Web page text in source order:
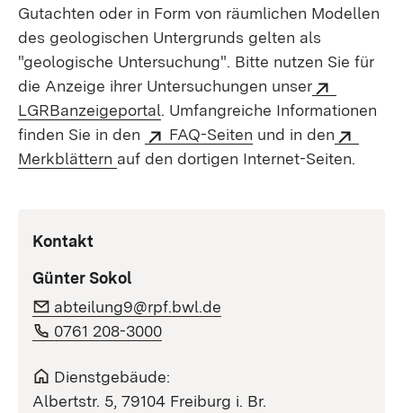
Kontakt
Günter Sokol
abteilung9@rpf.bwl.de
0761 208-3000
Dienstgebäude:
Albertstr. 5, 79104 Freiburg i. Br.
Gutachten oder in Form von räumlichen Modellen
des geologischen Untergrunds gelten als
"geologische Untersuchung". Bitte nutzen Sie für
die Anzeige ihrer Unter­suchungen unser
LGRBanzeigeportal. Umfangreiche Informationen
finden Sie in den
FAQ-Seiten und in den
Merkblättern auf den dortigen Internet-Seiten.